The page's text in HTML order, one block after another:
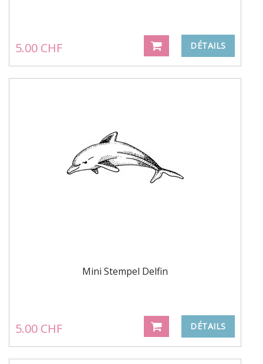
5.00 CHF DÉTAILS
Mini Stempel Delfin
5.00 CHF DÉTAILS